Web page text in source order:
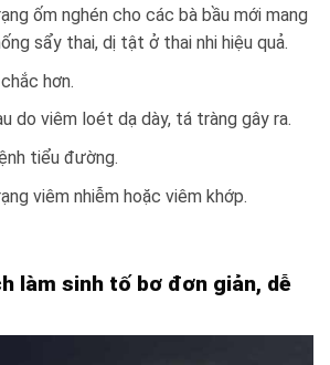
ốm nghén cho các bà bầu mới mang
sẩy thai, dị tật ở thai nhi hiệu quả.
hơn.
do viêm loét dạ dày, tá tràng gây ra.
tiểu đường.
viêm nhiễm hoặc viêm khớp.
làm sinh tố bơ đơn giản, dễ